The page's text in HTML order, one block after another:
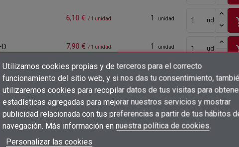
Añadir a la lista de deseos×
add_circle_outline
Crear lista de deseos ×
Nombre de la lista de deseos
Iniciar sesión ×
Debe iniciar sesión para guardar productos en su lista de deseos.
Utilizamos cookies propias y de terceros para el correcto
funcionamiento del sitio web, y si nos das tu consentimiento,
utilizaremos cookies para recopilar datos de tus visitas para
estadísticas agregadas para mejorar nuestros servicios y mostrar
publicidad relacionada con tus preferencias a partir de tus hábitos
navegación. Más información en nuestra política de cookies.
Personalizar las cookies
6,10 € / 1 unidad 1 unidad ud
7,90 € / 1 unidad 1 unidad ud
Inicia sesión para ver precios 1 unidad ud
Inicia sesión para ver precios 1 unidad ud
5,95 € 1 unidad ud